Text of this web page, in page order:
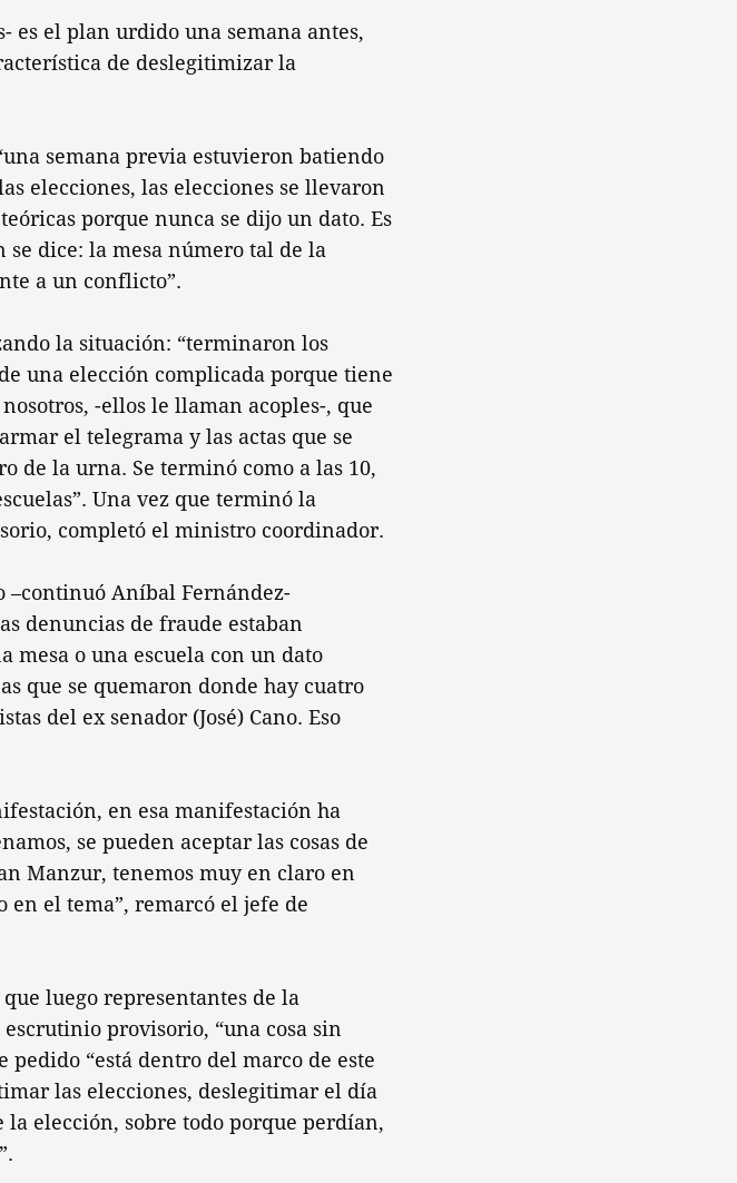
es el plan urdido una semana antes,
de deslegitimizar la
semana previa estuvieron batiendo
elecciones, las elecciones se llevaron
porque nunca se dijo un dato. Es
dice: la mesa número tal de la
a un conflicto”.
la situación: “terminaron los
una elección complicada porque tiene
-ellos le llaman acoples-, que
el telegrama y las actas que se
de la urna. Se terminó como a las 10,
Una vez que terminó la
completó el ministro coordinador.
–continuó Aníbal Fernández-
denuncias de fraude estaban
mesa o una escuela con un dato
que se quemaron donde hay cuatro
del ex senador (José) Cano. Eso
en esa manifestación ha
se pueden aceptar las cosas de
Manzur, tenemos muy en claro en
en el tema”, remarcó el jefe de
luego representantes de la
provisorio, “una cosa sin
pedido “está dentro del marco de este
las elecciones, deslegitimar el día
elección, sobre todo porque perdían,